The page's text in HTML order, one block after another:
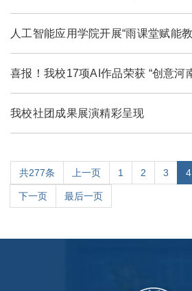
我校社团成果展演精彩呈现
共277条 上一页 1 2 3 4
下一页 最后一页